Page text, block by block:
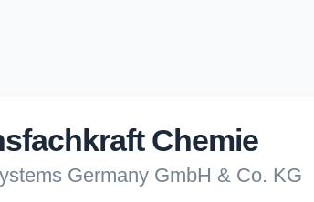
Chemie
Germany GmbH & Co. KG